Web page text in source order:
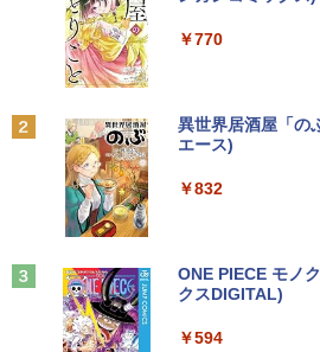
目黒三吉 ]
領地改革に励み
ule〜 5【電子
Anker Soundcore
Anker Soundcore
ラック
￥14,990
￥250
BRUCE WAYNE
[Explicit]
￥250
On My Road
￥1,112
by Amazon 天然
富士山の天然水 バ
ットル (Smart
by Amazon 天然
￥1,117
￥770
異世界居酒屋「の
エース)
￥832
ONE PIECE モノ
クスDIGITAL)
￥594